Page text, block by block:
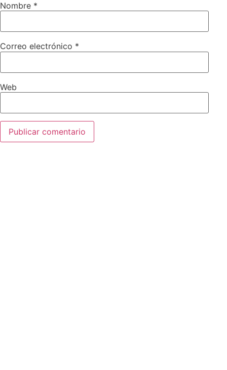
Nombre *
Correo electrónico *
Web